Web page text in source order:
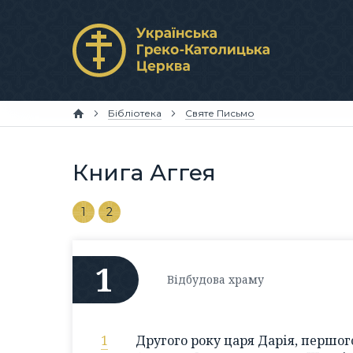
Бібліотека Святе Письмо
Книга Аггея
1 2
1 Відбудова храму
1
Другого року царя Дарія,